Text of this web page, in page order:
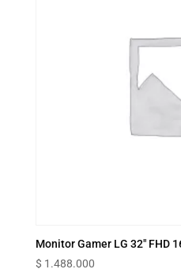
Monitor Gamer LG 32″ FHD
$ 1.488.000